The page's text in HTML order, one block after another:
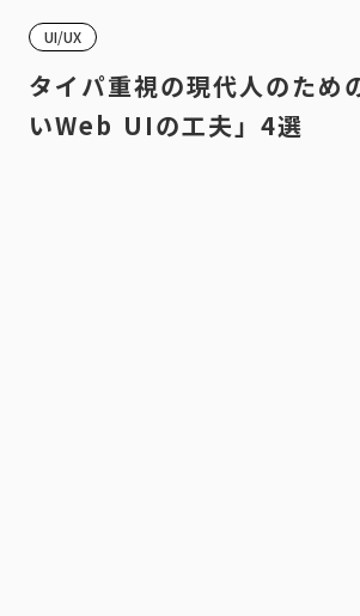
UI/UX
タイパ重視の現代人のため
いWeb UIの工夫」4選